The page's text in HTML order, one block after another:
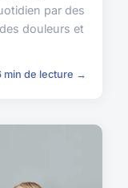
par des
douleurs et
min de lecture →